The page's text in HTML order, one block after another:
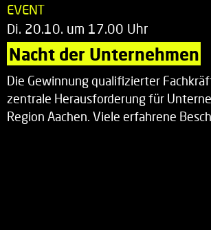
EVENT
Di. 20.10. um 17.00 Uhr
Nacht der Unternehmen
Die Gewinnung qualifizierter
zentrale Herausforderung für
Region Aachen. Viele erfahrene